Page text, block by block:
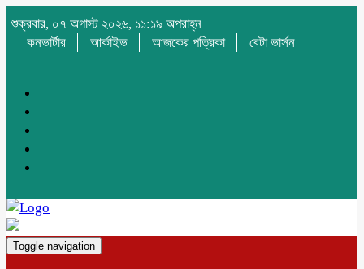
শুক্রবার, ০৭ অগাস্ট ২০২৬, ১১:১৯ অপরাহ্ন
কনভার্টার
আর্কাইভ আজকের পত্রিকা বেটা ভার্সন
Toggle navigation